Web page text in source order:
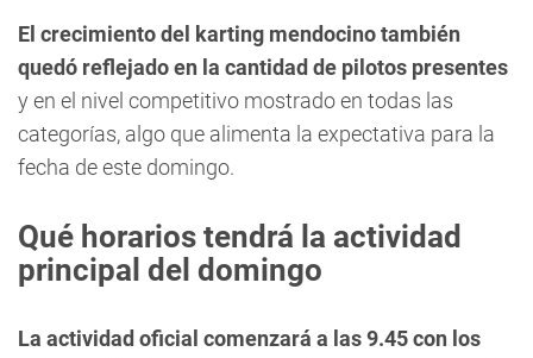
El crecimiento del karting mendocino también
quedó reflejado en la cantidad de pilotos presentes
y en el nivel competitivo mostrado en todas las
categorías, algo que alimenta la expectativa para la
fecha de este domingo.
Qué horarios tendrá la actividad
principal del domingo
La actividad oficial comenzará a las 9.45 con los